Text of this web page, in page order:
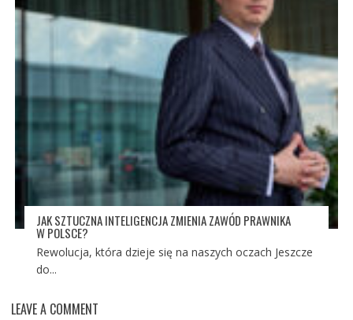
JAK SZTUCZNA INTELIGENCJA ZMIENIA ZAWÓD PRAWNIKA
W POLSCE?
Rewolucja, która dzieje się na naszych oczach Jeszcze
do...
LEAVE A COMMENT